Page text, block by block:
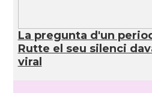
La pregunta d'un
Rutte el seu silenci
viral